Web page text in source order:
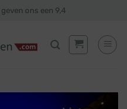
geven ons een 9,4